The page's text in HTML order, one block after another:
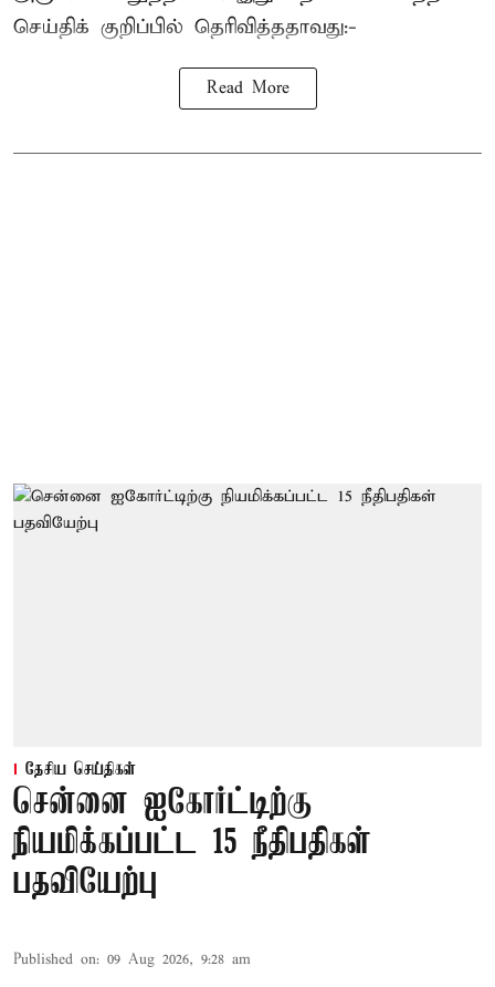
செய்திக் குறிப்பில் தெரிவித்ததாவது:-
Read More
தேசிய செய்திகள்
சென்னை ஐகோர்ட்டிற்கு
நியமிக்கப்பட்ட 15 நீதிபதிகள்
பதவியேற்பு
Published on: 09 Aug 2026, 9:28 am